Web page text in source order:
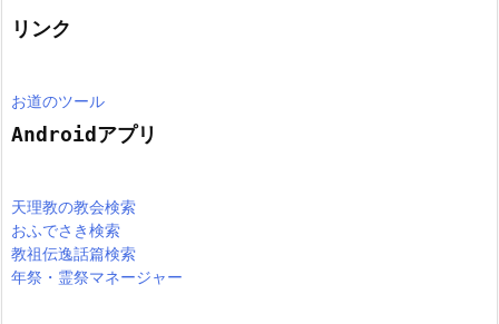
リンク
お道のツール
Androidアプリ
天理教の教会検索
おふでさき検索
教祖伝逸話篇検索
年祭・霊祭マネージャー